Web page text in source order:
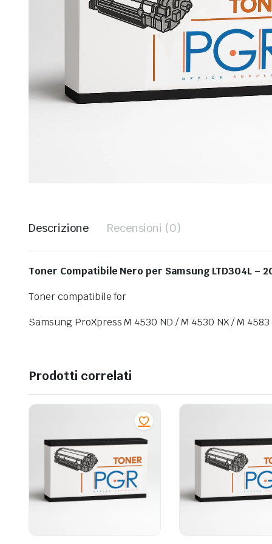
Descrizione Recensioni (0)
Toner Compatibile Nero per Samsung LTD304L –
Toner compatibile for
Samsung ProXpress M 4530 ND / M 4530 NX / M 4583
Prodotti correlati